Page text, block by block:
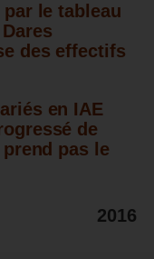
le tableau
des effectifs
en IAE
de
prend pas le
2016